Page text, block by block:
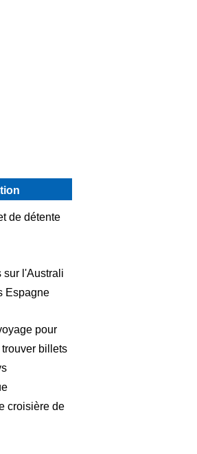
de détente
sur l'Australi
Espagne
pour
billets
croisière de